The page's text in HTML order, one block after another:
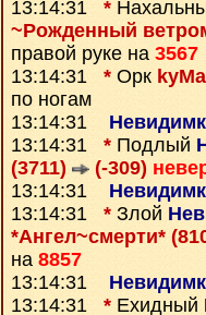
13:14:31 *
~Рожденный
правой руке на 3567
13:14:31 * Орк
по ногам
13:14:31
13:14:31 * Подлый
(3711)
(-309)
13:14:31
13:14:31 * Злой
*Ангел~смерти*
на 8857
13:14:31
13:14:31 * Ехидный